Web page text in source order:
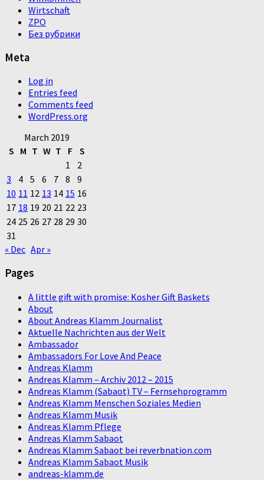
Wirtschaft
ZPO
Без рубрики
Meta
Log in
Entries feed
Comments feed
WordPress.org
March 2019
S M T W T F S
1
2
3
4 5 6 7 8
9
10 11 12 13 14 15 16
17 18 19 20 21 22 23
24 25 26 27 28 29 30
31
« Dec Apr »
Pages
A little gift with promise: Kosher Gift Baskets
About
About Andreas Klamm Journalist
Aktuelle Nachrichten aus der Welt
Ambassador
Ambassadors For Love And Peace
Andreas Klamm
Andreas Klamm – Archiv 2012 – 2015
Andreas Klamm (Sabaot) TV – Fernsehprogramm
Andreas Klamm Menschen Soziales Medien
Andreas Klamm Musik
Andreas Klamm Pflege
Andreas Klamm Sabaot
Andreas Klamm Sabaot bei reverbnation.com
Andreas Klamm Sabaot Musik
andreas-klamm.de